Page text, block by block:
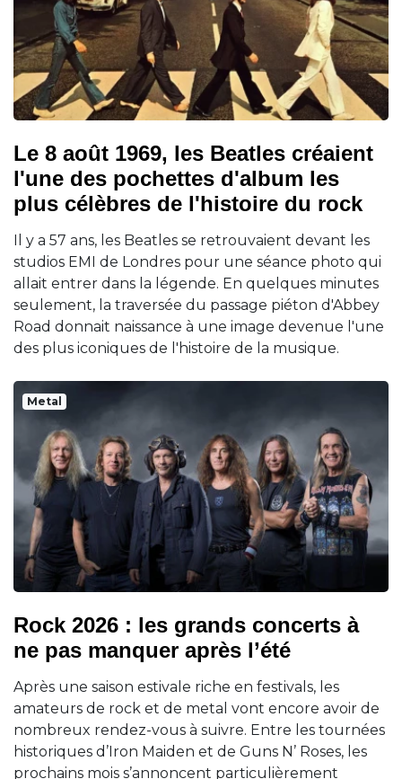
Le 8 août 1969, les Beatles créaient
l'une des pochettes d'album les
plus célèbres de l'histoire du rock
Il y a 57 ans, les Beatles se retrouvaient devant les
studios EMI de Londres pour une séance photo qui
allait entrer dans la légende. En quelques minutes
seulement, la traversée du passage piéton d'Abbey
Road donnait naissance à une image devenue l'une
des plus iconiques de l'histoire de la musique.
Metal
Rock 2026 : les grands concerts à
ne pas manquer après l’été
Après une saison estivale riche en festivals, les
amateurs de rock et de metal vont encore avoir de
nombreux rendez-vous à suivre. Entre les tournées
historiques d’Iron Maiden et de Guns N’ Roses, les
prochains mois s’annoncent particulièrement